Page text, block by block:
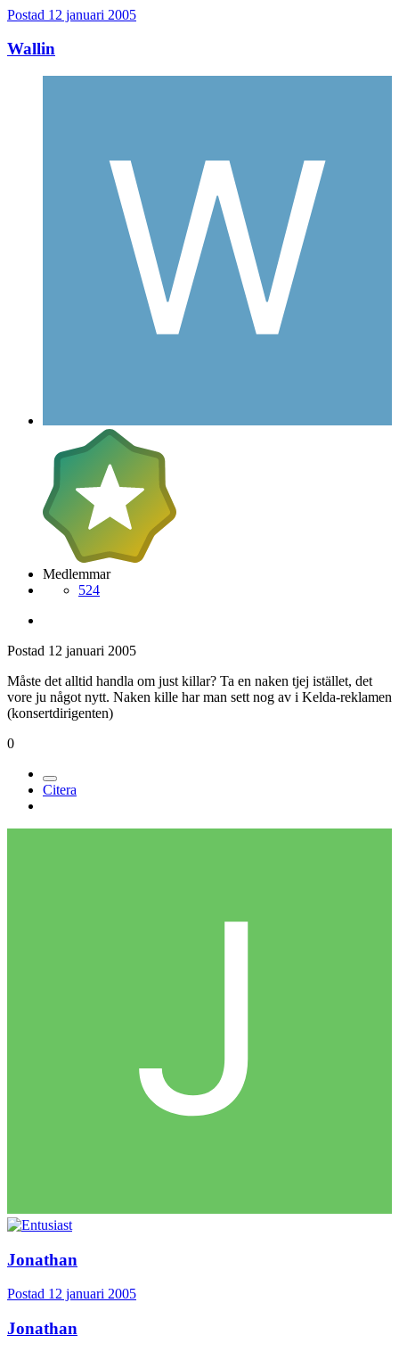
Postad 12 januari 2005
Wallin
Medlemmar
524
Postad 12 januari 2005
Måste det alltid handla om just killar? Ta en naken tjej istället, det
vore ju något nytt. Naken kille har man sett nog av i Kelda-reklamen
(konsertdirigenten)
0
Citera
Jonathan
Postad 12 januari 2005
Jonathan